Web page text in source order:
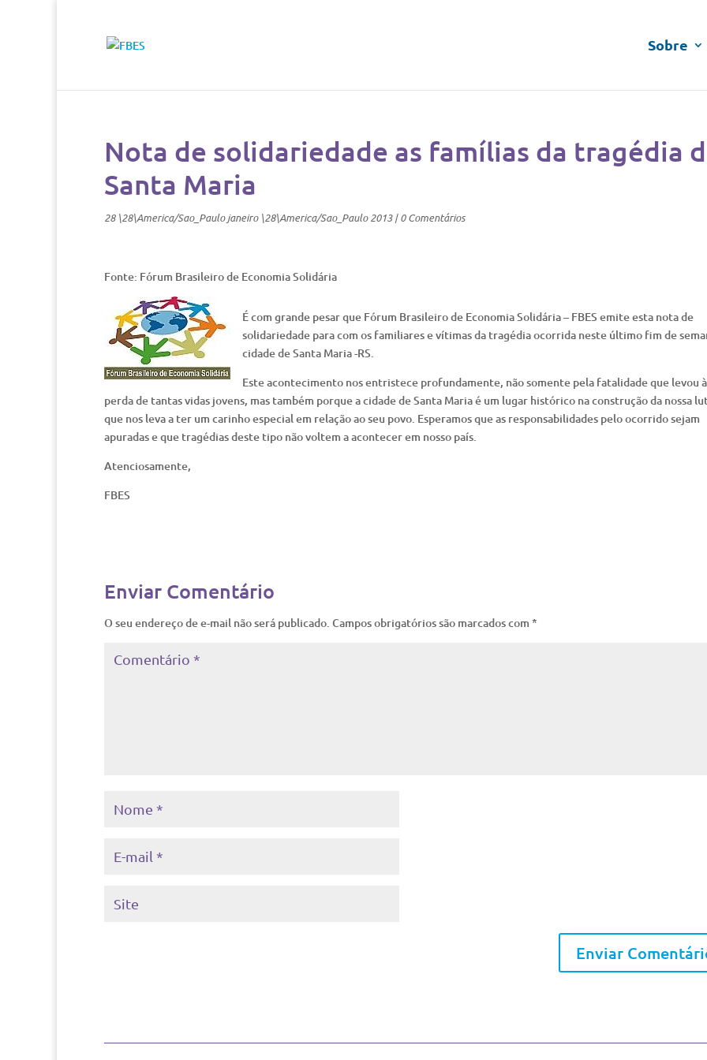
Sobre
Nota de solidariedade as famílias da tragédia
Santa Maria
28 \28\America/Sao_Paulo janeiro \28\America/Sao_Paulo 2013|0 Comentários
Fonte: Fórum Brasileiro de Economia Solidária
É com grande pesar que Fórum Brasileiro de Economia Solidária – FBES emite esta nota de
solidariedade para com os familiares e vítimas da tragédia ocorrida neste último fim de
cidade de Santa Maria -RS.
Este acontecimento nos entristece profundamente, não somente pela fatalidade que levou à
perda de tantas vidas jovens, mas também porque a cidade de Santa Maria é um lugar histórico na construção da nossa
que nos leva a ter um carinho especial em relação ao seu povo. Esperamos que as responsabilidades pelo ocorrido sejam
apuradas e que tragédias deste tipo não voltem a acontecer em nosso país.
Atenciosamente,
FBES
Enviar Comentário
O seu endereço de e-mail não será publicado. Campos obrigatórios são marcados com *